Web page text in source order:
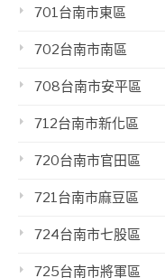
701台南市東區
702台南市南區
708台南市安平區
712台南市新化區
720台南市官田區
721台南市麻豆區
724台南市七股區
725台南市將軍區